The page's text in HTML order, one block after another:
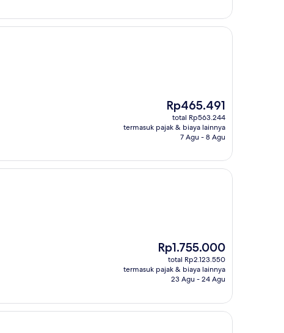
Harga
sekarang
Rp465.491
Rp465.491
total Rp563.244
termasuk pajak & biaya lainnya
7 Agu - 8 Agu
Harga
sekarang
Rp1.755.000
Rp1.755.000
total Rp2.123.550
termasuk pajak & biaya lainnya
23 Agu - 24 Agu